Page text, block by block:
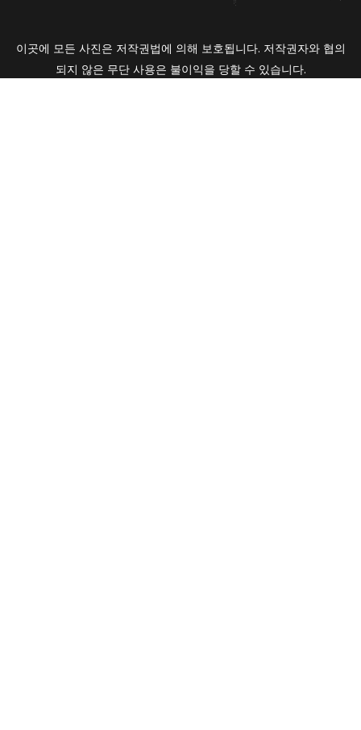
이곳에 모든 사진은 저작권법에 의해 보호됩니다. 저작권자와 협의
되지 않은 무단 사용은 불이익을 당할 수 있습니다.